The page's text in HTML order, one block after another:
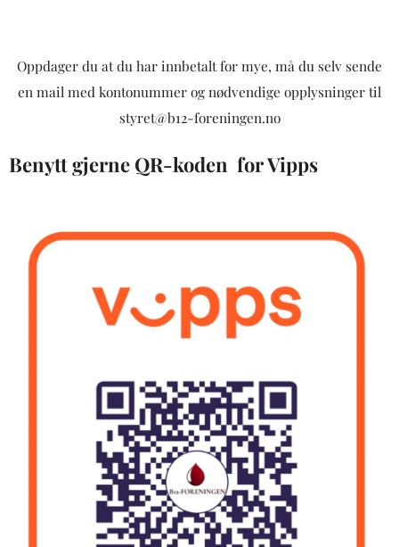
Oppdager du at du har innbetalt for mye, må du selv sende
en mail med kontonummer og nødvendige opplysninger til
styret@b12-foreningen.no
Benytt gjerne QR-koden for Vipps